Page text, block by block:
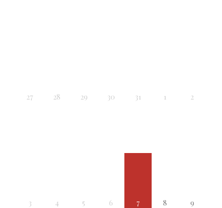
27 28 29 30 31 1 2
3 4 5 6 7 8 9